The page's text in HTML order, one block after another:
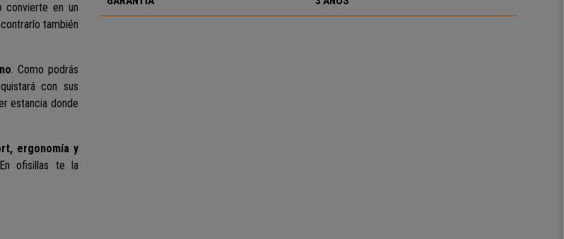
convierte en un
también
. Como podrás
con sus
estancia donde
ergonomía y
ofisillas te la